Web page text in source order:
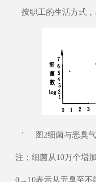
按职工的生活方式
' 图2细菌与恶臭气
注；细菌从10万个增
0→10表示从无臭至不